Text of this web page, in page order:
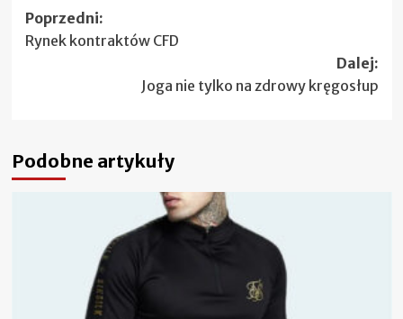
Zobacz
wpisy
Poprzedni:
Rynek kontraktów CFD
Dalej:
Joga nie tylko na zdrowy kręgosłup
Podobne artykuły